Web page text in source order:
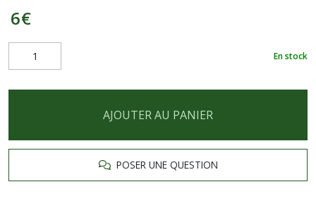
6€
En stock
AJOUTER AU PANIER
POSER UNE QUESTION